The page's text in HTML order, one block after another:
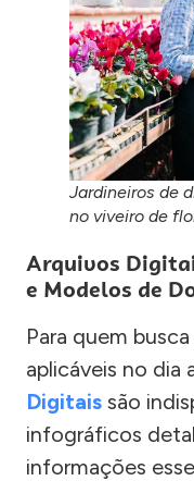
Jardineiros de
no viveiro de
Arquivos
e Modelos de
Para quem
aplicáveis no dia
Digitais são
infográficos
informações